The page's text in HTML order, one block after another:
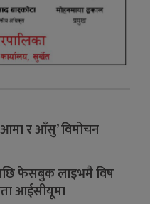
र आँसु’ विमोचन
फेसबुक लाइभमै विष
आईसीयूमा